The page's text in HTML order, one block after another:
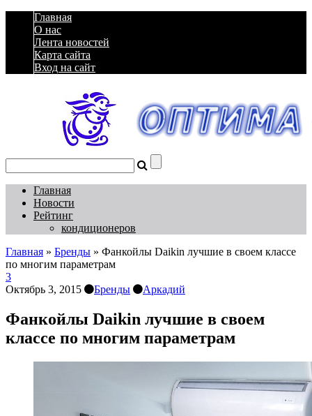
Главная
О нас
Лента новостей
Карта сайта
Вход на сайт
Главная
Новости
Рейтинг
кондиционеров
Главная » Бренды » Фанкойлы Daikin лучшие в своем классе
по многим параметрам
3
Октябрь 3, 2015
Бренды Аркадий
Фанкойлы Daikin лучшие в своем
классе по многим параметрам